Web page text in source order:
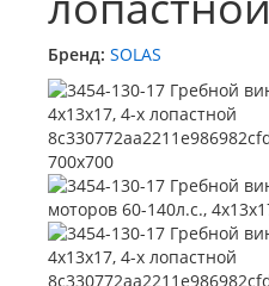
Бренд: SOLAS